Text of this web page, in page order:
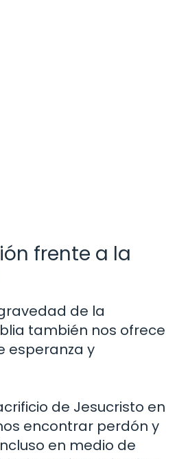
frente a la
de la
también nos ofrece
esperanza y
de Jesucristo en
encontrar perdón y
en medio de